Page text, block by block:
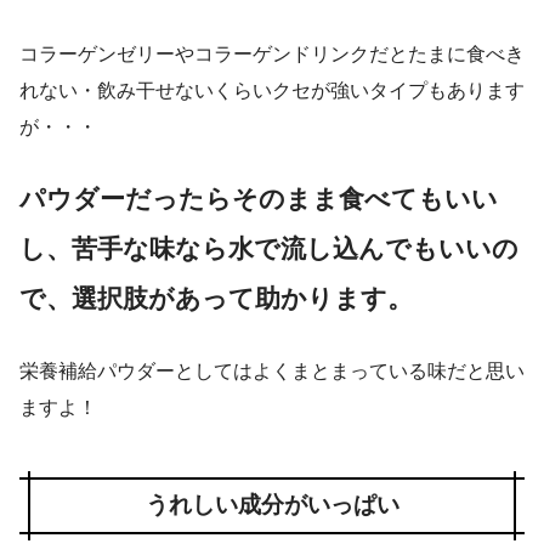
コラーゲンゼリーやコラーゲンドリンクだとたまに食べき
れない・飲み干せないくらいクセが強いタイプもあります
が・・・
パウダーだったらそのまま食べてもいい
し、苦手な味なら水で流し込んでもいいの
で、選択肢があって助かります。
栄養補給パウダーとしてはよくまとまっている味だと思い
ますよ！
うれしい成分がいっぱい